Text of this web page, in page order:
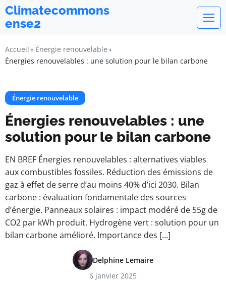
Climatecommons
ense2
Accueil
Énergie renouvelable
Énergies renouvelables : une solution pour le bilan carbone
Énergie renouvelable
Énergies renouvelables : une
solution pour le bilan carbone
EN BREF Énergies renouvelables : alternatives viables
aux combustibles fossiles. Réduction des émissions de
gaz à effet de serre d’au moins 40% d’ici 2030. Bilan
carbone : évaluation fondamentale des sources
d’énergie. Panneaux solaires : impact modéré de 55g de
CO2 par kWh produit. Hydrogène vert : solution pour un
bilan carbone amélioré. Importance des […]
Delphine Lemaire
6 janvier 2025